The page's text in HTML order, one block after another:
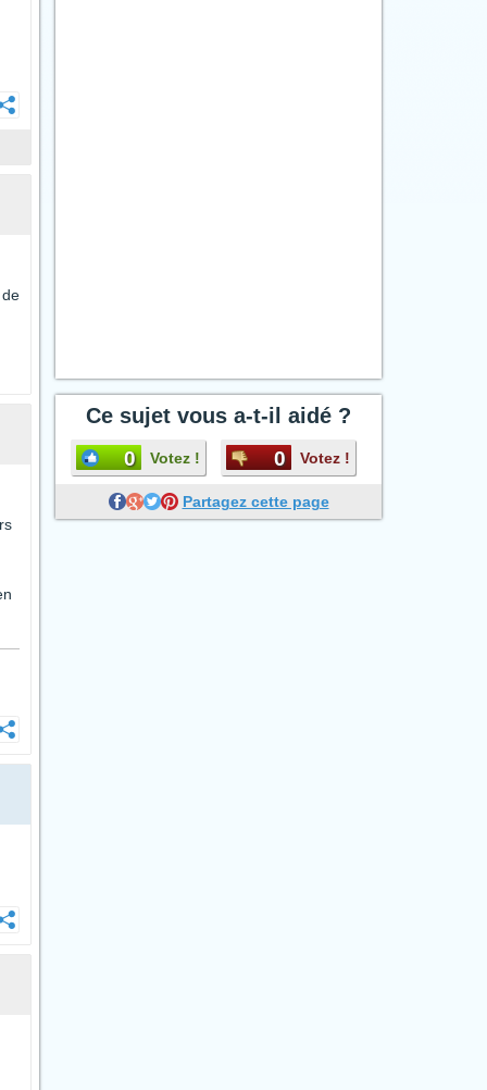
Ce sujet vous a-t-il aidé ?
0 Votez ! 0 Votez !
Partagez cette page